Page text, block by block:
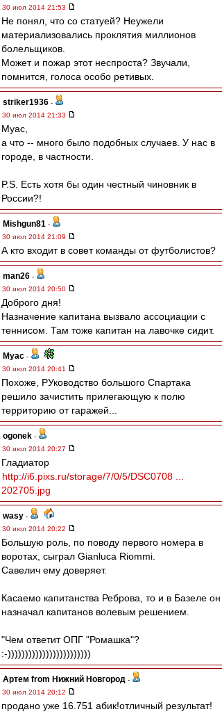
30 июл 2014 21:53
Не понял, что со статуей? Неужели
материализовались проклятия миллионов
болельщиков.
Может и пожар этот неспроста? Звучали,
помнится, голоса особо ретивых.
striker1936 -
30 июл 2014 21:33
Муас,
а что -- много было подобных случаев. У нас в
городе, в частности.
P.S. Есть хотя бы один честный чиновник в
России?!
Mishgun81 -
30 июл 2014 21:09
А кто входит в совет команды от футболистов?
man26 -
30 июл 2014 20:50
Доброго дня!
Назначение капитана вызвало ассоциации с
теннисом. Там тоже капитан на лавочке сидит.
Myac -
30 июл 2014 20:41
Похоже, РУководство большого Спартака
решило зачистить прилегающую к полю
территорию от гаражей...
ogonek -
30 июл 2014 20:27
Гладиатор
http://i6.pixs.ru/storage/7/0/5/DSC0708 ...
202705.jpg
wasy -
30 июл 2014 20:22
Большую роль, по поводу первого номера в
воротах, сыграл Gianluca Riommi.
Савелич ему доверяет.
Касаемо капитанства Реброва, то и в Базеле он
назначал капитанов волевым решением.
"Чем ответит ОПГ "Ромашка"?
:-))))))))))))))))))))))))
Артем from Нижний Новгород -
30 июл 2014 20:12
продано уже 16.751 абик!отличный результат!